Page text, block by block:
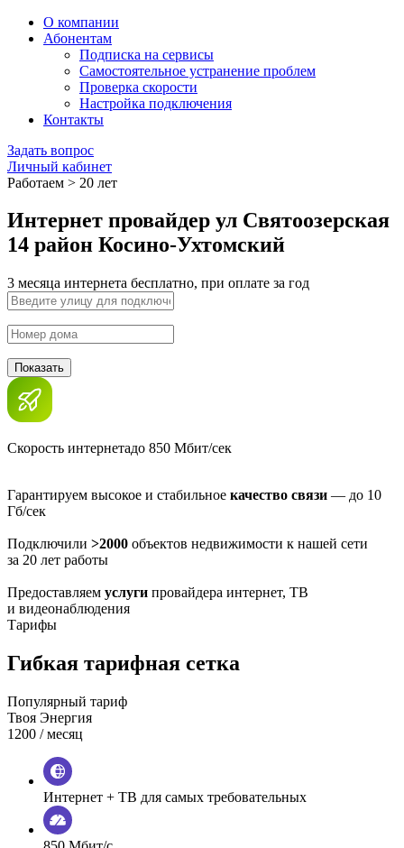
О компании
Абонентам
Подписка на сервисы
Самостоятельное устранение проблем
Проверка скорости
Настройка подключения
Контакты
Задать вопрос
Личный кабинет
Работаем > 20 лет
Интернет провайдер ул Святоозерская
14 район Косино-Ухтомский
3 месяца интернета бесплатно, при оплате за год
Показать
Скорость интернетадо 850 Мбит/сек
Гарантируем высокое и стабильное качество связи — до 10
Гб/сек
Подключили >2000 объектов недвижимости к нашей сети
за 20 лет работы
Предоставляем услуги провайдера интернет, ТВ
и видеонаблюдения
Тарифы
Гибкая тарифная сетка
Популярный тариф
Твоя Энергия
1200 / месяц
Интернет + ТВ для самых требовательных